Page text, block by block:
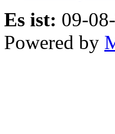
Es ist: 09-
Powered by